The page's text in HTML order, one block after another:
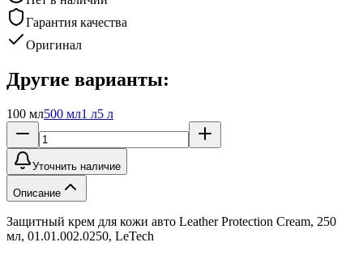
Гарантия качества
Оригинал
Другие варианты:
100 мл500 мл1 л5 л
Уточнить наличие
Описание
Защитный крем для кожи авто Leather Protection Cream, 250
мл, 01.01.002.0250, LeTech